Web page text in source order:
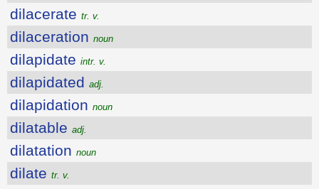
dilacerate tr. v.
dilaceration noun
dilapidate intr. v.
dilapidated adj.
dilapidation noun
dilatable adj.
dilatation noun
dilate tr. v.